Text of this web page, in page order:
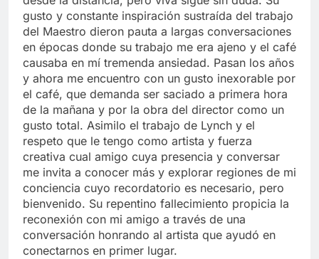
gusto y constante inspiración sustraída del trabajo
del Maestro dieron pauta a largas conversaciones
en épocas donde su trabajo me era ajeno y el café
causaba en mí tremenda ansiedad. Pasan los años
y ahora me encuentro con un gusto inexorable por
el café, que demanda ser saciado a primera hora
de la mañana y por la obra del director como un
gusto total. Asimilo el trabajo de Lynch y el
respeto que le tengo como artista y fuerza
creativa cual amigo cuya presencia y conversar
me invita a conocer más y explorar regiones de mi
conciencia cuyo recordatorio es necesario, pero
bienvenido. Su repentino fallecimiento propicia la
reconexión con mi amigo a través de una
conversación honrando al artista que ayudó en
conectarnos en primer lugar.